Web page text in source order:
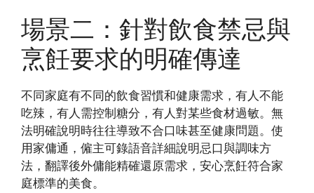
場景二：針對飲食禁忌與
烹飪要求的明確傳達
不同家庭有不同的飲食習慣和健康需求，有人不能
吃辣，有人需控制糖分，有人對某些食材過敏。無
法明確說明時往往導致不合口味甚至健康問題。使
用家傭通，僱主可錄語音詳細說明忌口與調味方
法，翻譯後外傭能精確還原需求，安心烹飪符合家
庭標準的美食。